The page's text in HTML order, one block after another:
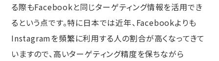
る際もFacebookと同じターゲティング情報を活用でき
るという点です。特に日本では近年、Facebookよりも
Instagramを頻繁に利用する人の割合が高くなってきて
いますので、高いターゲティング精度を保ちながら